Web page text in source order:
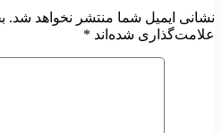
نشانی ایمیل شما منتشر نخواهد شد.
علامت‌گذاری شده‌اند *